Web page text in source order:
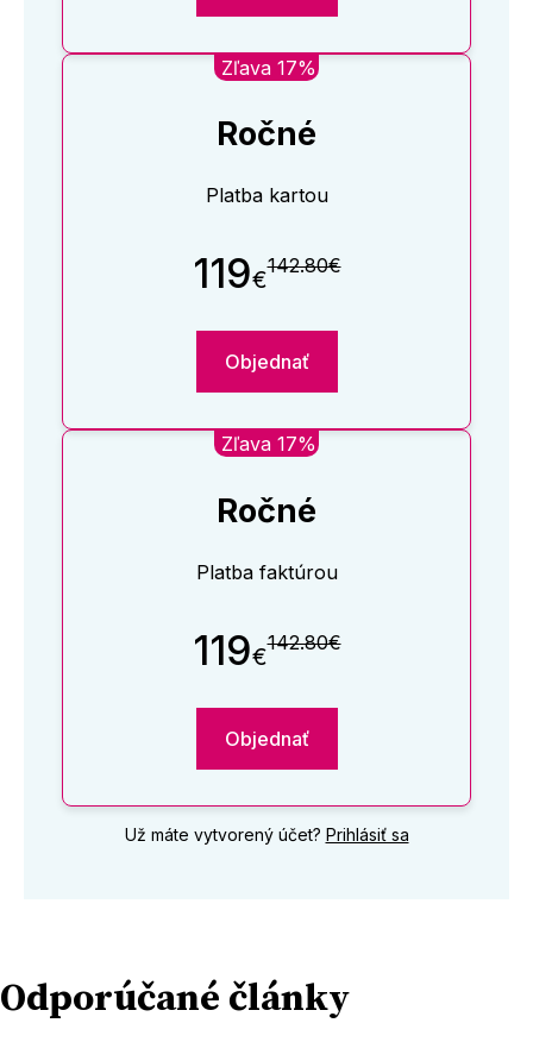
Zľava 17%
Ročné
Platba kartou
119€142.80€
Objednať
Zľava 17%
Ročné
Platba faktúrou
119€142.80€
Objednať
Už máte vytvorený účet? Prihlásiť sa
Odporúčané články